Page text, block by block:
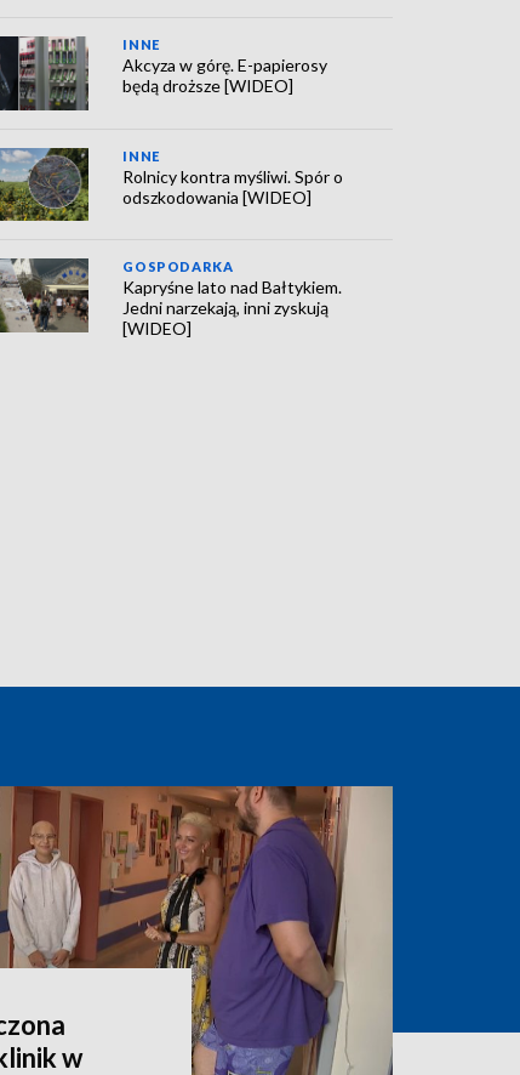
INNE
Akcyza w górę. E-papierosy
będą droższe [WIDEO]
INNE
Rolnicy kontra myśliwi. Spór o
odszkodowania [WIDEO]
GOSPODARKA
Kapryśne lato nad Bałtykiem.
Jedni narzekają, inni zyskują
[WIDEO]
w